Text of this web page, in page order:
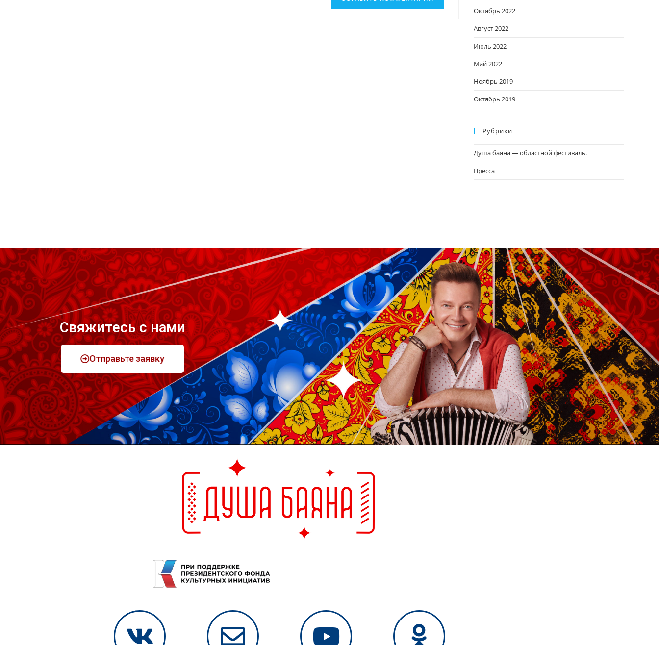
Октябрь 2022
Август 2022
Июль 2022
Май 2022
Ноябрь 2019
Октябрь 2019
Рубрики
Душа баяна — областной фестиваль.
Пресса
Свяжитесь с нами
Отправьте заявку